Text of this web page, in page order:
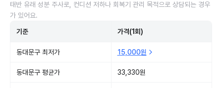
태반 유래 성분 주사로, 컨디션 저하나 회복기 관리 목적으로 상담되는 경우
가 있어요.
기준 가격(1회)
동대문구 최저가 15,000원
동대문구 평균가 33,330원